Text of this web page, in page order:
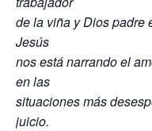
de la viña y Dios padre
Jesús
nos está narrando el
en las
situaciones más
juicio.